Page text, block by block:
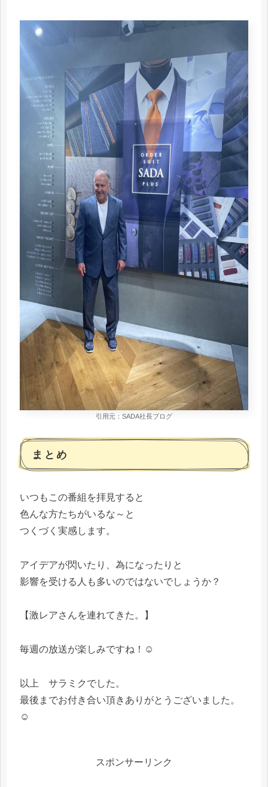
引用元：SADA社長ブログ
まとめ
いつもこの番組を拝見すると
色んな方たちがいるな～と
つくづく実感します。
アイデアが閃いたり、為になったりと
影響を受ける人も多いのではないでしょうか？
【激レアさんを連れてきた。】
毎週の放送が楽しみですね！☺
以上 サラミクでした。
最後までお付き合い頂きありがとうございました。
☺
スポンサーリンク